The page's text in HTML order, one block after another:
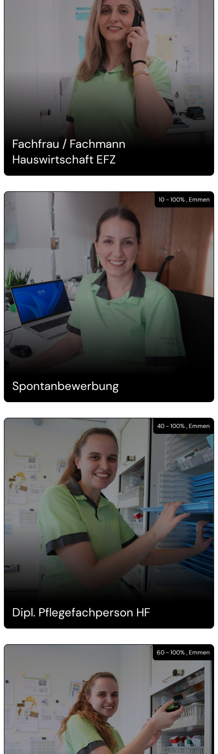
Fachfrau / Fachmann
Hauswirtschaft EFZ
10 - 100% , Emmen
Spontanbewerbung
40 - 100% , Emmen
Dipl. Pflegefachperson HF
60 - 100% , Emmen